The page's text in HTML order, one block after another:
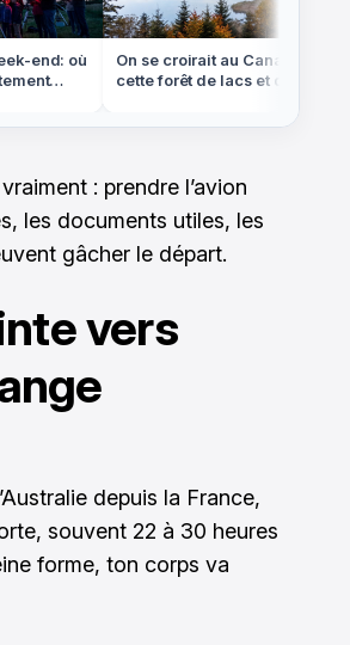
end: où
On se croirait au Canada, mais
cette forêt de lacs et de sapins est
: prendre l’avion
les documents utiles, les
gâcher le départ.
vers
depuis la France,
souvent 22 à 30 heures
forme, ton corps va